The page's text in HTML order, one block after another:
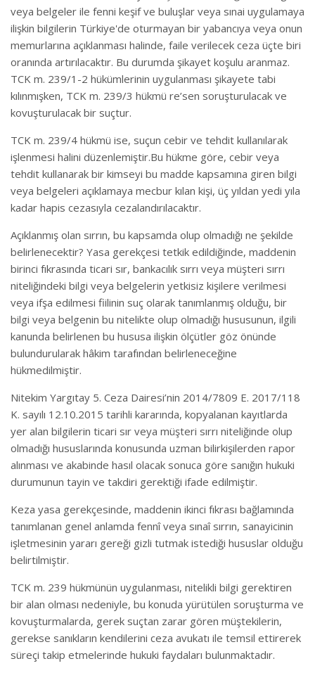
veya belgeler ile fenni keşif ve buluşlar veya sınai uygulamaya
ilişkin bilgilerin Türkiye'de oturmayan bir yabancıya veya onun
memurlarına açıklanması halinde, faile verilecek ceza üçte biri
oranında artırılacaktır. Bu durumda şikayet koşulu aranmaz.
TCK m. 239/1-2 hükümlerinin uygulanması şikayete tabi
kılınmışken, TCK m. 239/3 hükmü re’sen soruşturulacak ve
kovuşturulacak bir suçtur.
TCK m. 239/4 hükmü ise, suçun cebir ve tehdit kullanılarak
işlenmesi halini düzenlemiştir.Bu hükme göre, cebir veya
tehdit kullanarak bir kimseyi bu madde kapsamına giren bilgi
veya belgeleri açıklamaya mecbur kılan kişi, üç yıldan yedi yıla
kadar hapis cezasıyla cezalandırılacaktır.
Açıklanmış olan sırrın, bu kapsamda olup olmadığı ne şekilde
belirlenecektir? Yasa gerekçesi tetkik edildiğinde, maddenin
birinci fıkrasında ticari sır, bankacılık sırrı veya müşteri sırrı
niteliğindeki bilgi veya belgelerin yetkisiz kişilere verilmesi
veya ifşa edilmesi fiilinin suç olarak tanımlanmış olduğu, bir
bilgi veya belgenin bu nitelikte olup olmadığı hususunun, ilgili
kanunda belirlenen bu hususa ilişkin ölçütler göz önünde
bulundurularak hâkim tarafından belirleneceğine
hükmedilmiştir.
Nitekim Yargıtay 5. Ceza Dairesi’nin 2014/7809 E. 2017/118
K. sayılı 12.10.2015 tarihli kararında, kopyalanan kayıtlarda
yer alan bilgilerin ticari sır veya müşteri sırrı niteliğinde olup
olmadığı hususlarında konusunda uzman bilirkişilerden rapor
alınması ve akabinde hasıl olacak sonuca göre sanığın hukuki
durumunun tayin ve takdiri gerektiği ifade edilmiştir.
Keza yasa gerekçesinde, maddenin ikinci fıkrası bağlamında
tanımlanan genel anlamda fennî veya sınaî sırrın, sanayicinin
işletmesinin yararı gereği gizli tutmak istediği hususlar olduğu
belirtilmiştir.
TCK m. 239 hükmünün uygulanması, nitelikli bilgi gerektiren
bir alan olması nedeniyle, bu konuda yürütülen soruşturma ve
kovuşturmalarda, gerek suçtan zarar gören müştekilerin,
gerekse sanıkların kendilerini ceza avukatı ile temsil ettirerek
süreçi takip etmelerinde hukuki faydaları bulunmaktadır.